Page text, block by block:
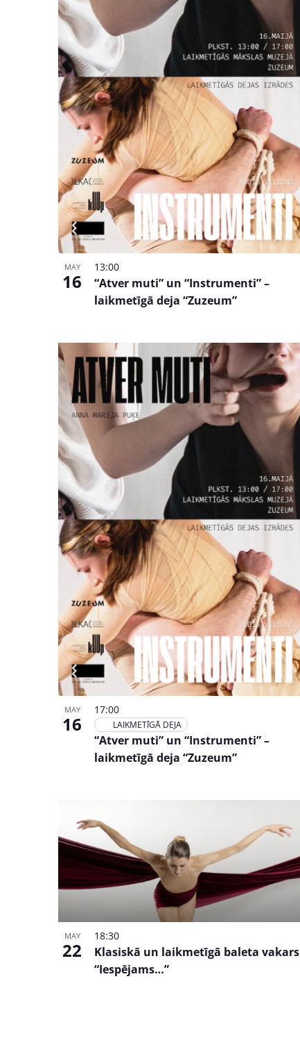
View
MAY
16
“Atver muti” un “Instrumenti” –
laikmetīgā deja “Zuzeum”
13:00
MAY
16
“Atver muti” un “Instrumenti” –
laikmetīgā deja “Zuzeum”
17:00
LAIKMETĪGĀ DEJA
MAY
22
Klasiskā un laikmetīgā baleta vakars
“Iespējams…”
18:30